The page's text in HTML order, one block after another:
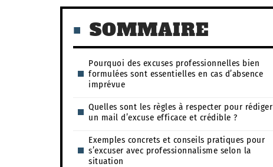
SOMMAIRE
Pourquoi des excuses professionnelles bien
formulées sont essentielles en cas d’absence
imprévue
Quelles sont les règles à respecter pour rédiger
un mail d’excuse efficace et crédible ?
Exemples concrets et conseils pratiques pour
s’excuser avec professionnalisme selon la
situation